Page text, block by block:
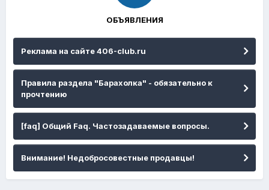
ОБЪЯВЛЕНИЯ
Реклама на сайте 406-club.ru
Правила раздела "Барахолка" - обязательно к
прочтению
[faq] Общий Faq. Частозадаваемые вопросы.
Внимание! Недобросовестные продавцы!